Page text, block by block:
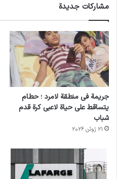
مشاركات جديدة
جريمة في منطقة لامرد ؛ حطام
يتساقط على حياة لاعبي كرة قدم
شباب
21 ژوئن 2026